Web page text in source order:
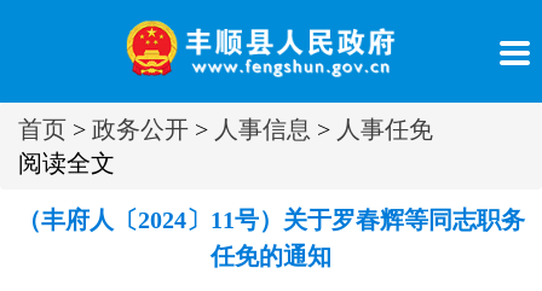
首页 > 政务公开 > 人事信息 > 人事任免
阅读全文
（丰府人〔2024〕11号）关于罗春辉等同志职务
任免的通知